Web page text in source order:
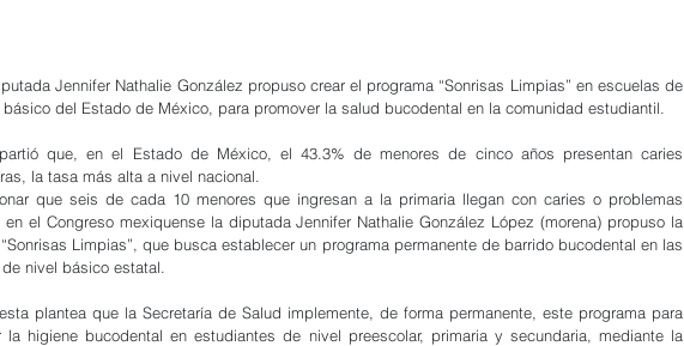
Jennifer Nathalie González propuso crear el programa “Sonrisas Limpias” en escuelas de
básico del Estado de México, para promover la salud bucodental en la comunidad estudiantil.
que, en el Estado de México, el 43.3% de menores de cinco años presentan caries
la tasa más alta a nivel nacional.
que seis de cada 10 menores que ingresan a la primaria llegan con caries o problemas
en el Congreso mexiquense la diputada Jennifer Nathalie González López (morena) propuso la
Limpias”, que busca establecer un programa permanente de barrido bucodental en las
nivel básico estatal.
plantea que la Secretaría de Salud implemente, de forma permanente, este programa para
la higiene bucodental en estudiantes de nivel preescolar, primaria y secundaria, mediante la